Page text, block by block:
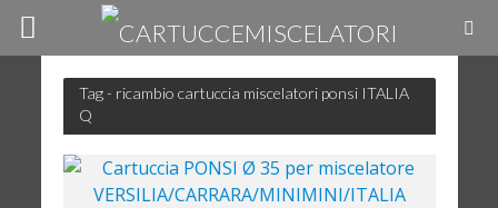
Tag - ricambio cartuccia miscelatori ponsi ITALIA
Q